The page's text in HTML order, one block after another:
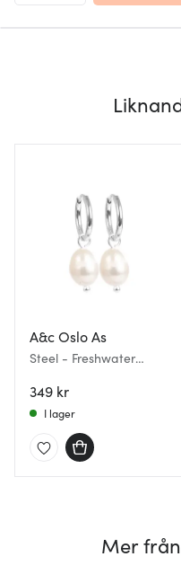
A&c Oslo As
Steel - Freshwater
sötvattenspärla guld
349 kr
I lager
Mer